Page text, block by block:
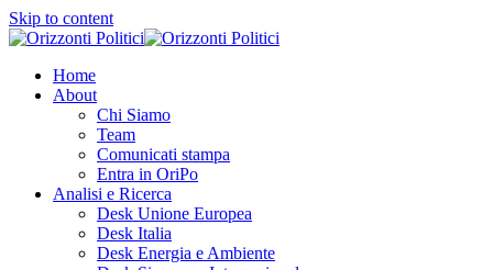
Skip to content
Home
About
Chi Siamo
Team
Comunicati stampa
Entra in OriPo
Analisi e Ricerca
Desk Unione Europea
Desk Italia
Desk Energia e Ambiente